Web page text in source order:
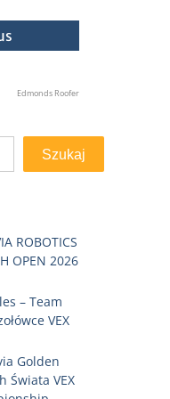
Edmonds Roofer
Szukaj
ROBOTICS
OPEN 2026
– Team
VEX
Golden
Świata VEX